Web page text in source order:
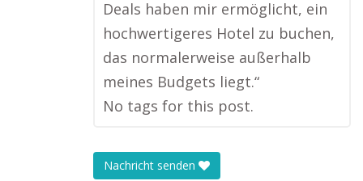
Deals haben mir ermöglicht, ein
hochwertigeres Hotel zu buchen,
das normalerweise außerhalb
meines Budgets liegt.“
No tags for this post.
Nachricht senden